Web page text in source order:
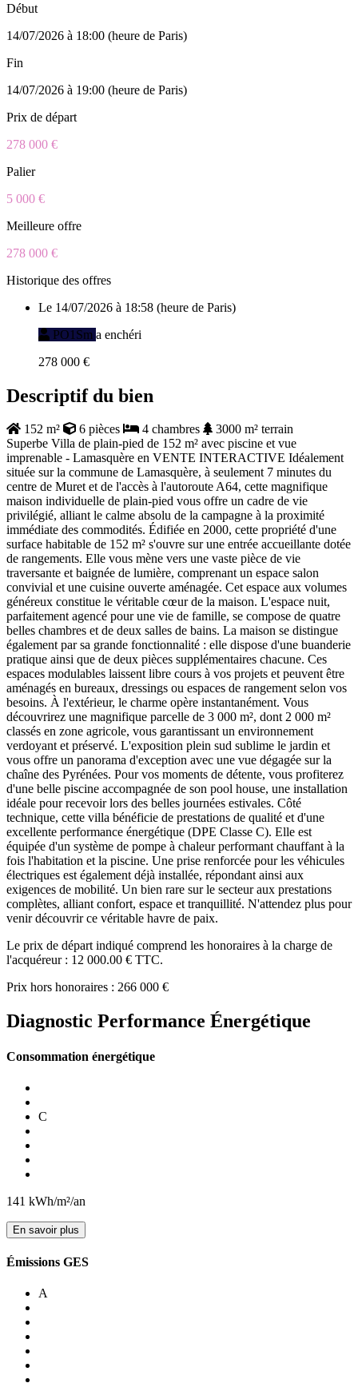
Début
14/07/2026 à 18:00 (heure de Paris)
Fin
14/07/2026 à 19:00 (heure de Paris)
Prix de départ
278 000 €
Palier
5 000 €
Meilleure offre
278 000 €
Historique des offres
Le 14/07/2026 à 18:58 (heure de Paris)
PO1Sm a enchéri
278 000 €
Descriptif du bien
152 m² 6 pièces 4 chambres
3000 m² terrain
Superbe Villa de plain-pied de 152 m² avec piscine et vue
imprenable - Lamasquère en VENTE INTERACTIVE Idéalement
située sur la commune de Lamasquère, à seulement 7 minutes du
centre de Muret et de l'accès à l'autoroute A64, cette magnifique
maison individuelle de plain-pied vous offre un cadre de vie
privilégié, alliant le calme absolu de la campagne à la proximité
immédiate des commodités. Édifiée en 2000, cette propriété d'une
surface habitable de 152 m² s'ouvre sur une entrée accueillante dotée
de rangements. Elle vous mène vers une vaste pièce de vie
traversante et baignée de lumière, comprenant un espace salon
convivial et une cuisine ouverte aménagée. Cet espace aux volumes
généreux constitue le véritable cœur de la maison. L'espace nuit,
parfaitement agencé pour une vie de famille, se compose de quatre
belles chambres et de deux salles de bains. La maison se distingue
également par sa grande fonctionnalité : elle dispose d'une buanderie
pratique ainsi que de deux pièces supplémentaires chacune. Ces
espaces modulables laissent libre cours à vos projets et peuvent être
aménagés en bureaux, dressings ou espaces de rangement selon vos
besoins. À l'extérieur, le charme opère instantanément. Vous
découvrirez une magnifique parcelle de 3 000 m², dont 2 000 m²
classés en zone agricole, vous garantissant un environnement
verdoyant et préservé. L'exposition plein sud sublime le jardin et
vous offre un panorama d'exception avec une vue dégagée sur la
chaîne des Pyrénées. Pour vos moments de détente, vous profiterez
d'une belle piscine accompagnée de son pool house, une installation
idéale pour recevoir lors des belles journées estivales. Côté
technique, cette villa bénéficie de prestations de qualité et d'une
excellente performance énergétique (DPE Classe C). Elle est
équipée d'un système de pompe à chaleur performant chauffant à la
fois l'habitation et la piscine. Une prise renforcée pour les véhicules
électriques est également déjà installée, répondant ainsi aux
exigences de mobilité. Un bien rare sur le secteur aux prestations
complètes, alliant confort, espace et tranquillité. N'attendez plus pour
venir découvrir ce véritable havre de paix.
Le prix de départ indiqué comprend les honoraires à la charge de
l'acquéreur : 12 000.00 € TTC.
Prix hors honoraires : 266 000 €
Diagnostic Performance Énergétique
Consommation énergétique
C
141 kWh/m²/an
En savoir plus
Émissions GES
A